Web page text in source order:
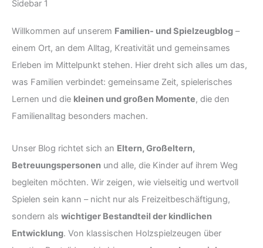
Willkommen auf unserem Familien- und Spielzeugblog –
einem Ort, an dem Alltag, Kreativität und gemeinsames
Erleben im Mittelpunkt stehen. Hier dreht sich alles um das,
was Familien verbindet: gemeinsame Zeit, spielerisches
Lernen und die kleinen und großen Momente, die den
Familienalltag besonders machen.
Unser Blog richtet sich an Eltern, Großeltern,
Betreuungspersonen und alle, die Kinder auf ihrem Weg
begleiten möchten. Wir zeigen, wie vielseitig und wertvoll
Spielen sein kann – nicht nur als Freizeitbeschäftigung,
sondern als wichtiger Bestandteil der kindlichen
Entwicklung. Von klassischen Holzspielzeugen über